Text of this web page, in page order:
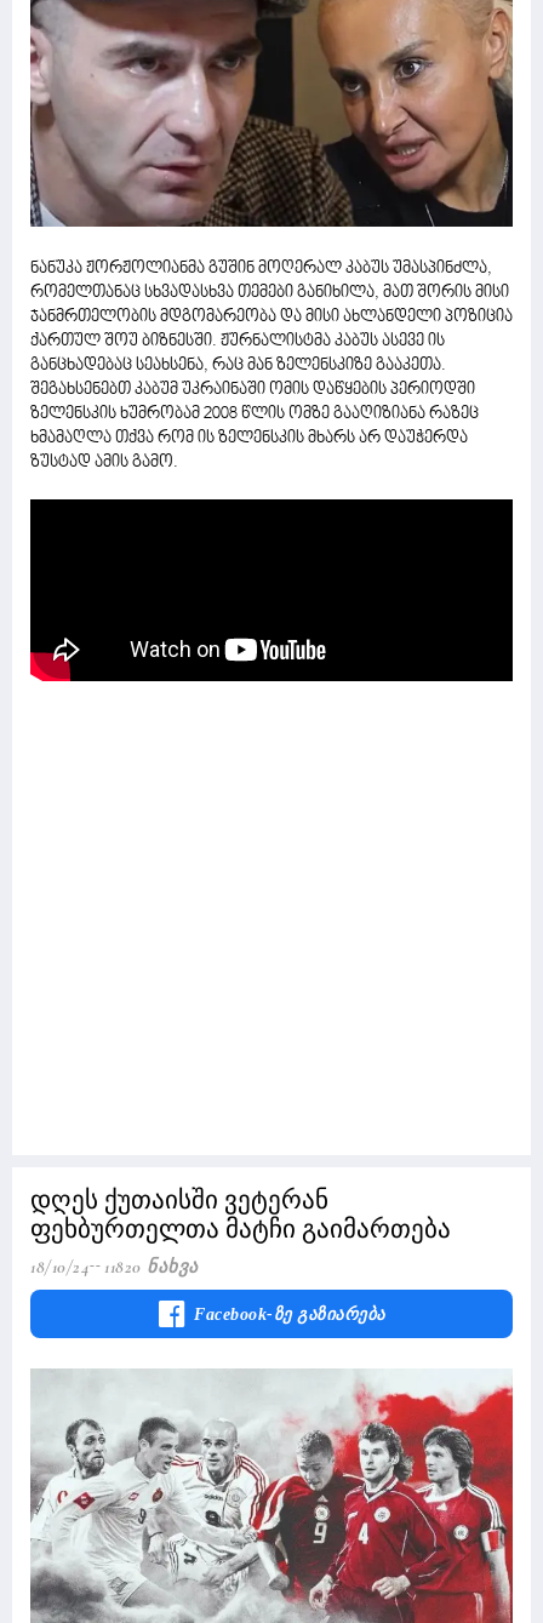
ნანუკა ჟორჟოლიანმა გუშინ მოღერალ კაბუს უმასპინძლა,
რომელთანაც სხვადასხვა თემები განიხილა, მათ შორის მისი
ჯანმრთელობის მდგომარეობა და მისი ახლანდელი პოზიცია
ქართულ შოუ ბიზნესში. ჟურნალისტმა კაბუს ასევე ის
განცხადებაც სეახსენა, რაც მან ზელენსკიზე გააკეთა.
შეგახსენებთ კაბუმ უკრაინაში ომის დაწყების პერიოდში
ზელენსკის ხუმრობამ 2008 წლის ომზე გააღიზიანა რაზეც
ხმამაღლა თქვა რომ ის ზელენსკის მხარს არ დაუჭერდა
ზუსტად ამის გამო.
დღეს ქუთაისში ვეტერან
ფეხბურთელთა მატჩი გაიმართება
18/10/24 11820 Ნახვა
Facebook-Ზე Გაზიარება